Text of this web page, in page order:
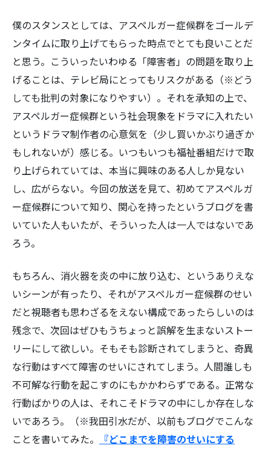
僕のスタンスとしては、アスペルガー症候群をゴールデ
ンタイムに取り上げてもらった時点でとても良いことだ
と思う。こういったいわゆる「障害者」の問題を取り上
げることは、テレビ局にとってもリスクがある（※どう
しても批判の対象になりやすい）。それを承知の上で、
アスペルガー症候群という社会現象をドラマに入れたい
というドラマ制作者の心意気を（少し買いかぶり過ぎか
もしれないが）感じる。いつもいつも福祉番組だけで取
り上げられていては、本当に興味のある人しか見ない
し、広がらない。今回の放送を見て、初めてアスペルガ
ー症候群について知り、関心を持ったというブログを書
いていた人もいたが、そういった人は一人ではないであ
ろう。
もちろん、消火器を炎の中に放り込む、というありえな
いシーンが有ったり、それがアスペルガー症候群のせい
だと視聴者も思わざるをえない構成であったらしいのは
残念で、次回はぜひもうちょっと誤解を生まないストー
リーにして欲しい。そもそも診断されてしまうと、奇異
な行動はすべて障害のせいにされてしまう。人間誰しも
不可解な行動を起こすのにもかかわらずである。正常な
行動ばかりの人は、それこそドラマの中にしか存在しな
いであろう。（※我田引水だが、以前もブログでこんな
ことを書いてみた。
『どこまでを障害のせいにする